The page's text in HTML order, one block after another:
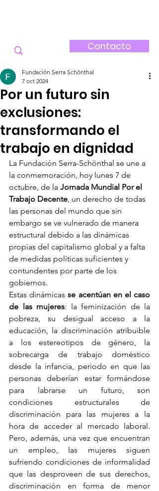
Contacto
Por un futuro sin
exclusiones:
transformando el
trabajo en dignidad
Fundación Serra Schönthal
7 oct 2024
La Fundación Serra-Schönthal se une a
la conmemoración, hoy lunes 7 de
octubre, de la Jornada Mundial Por el
Trabajo Decente, un derecho de todas
las personas del mundo que sin
embargo se ve vulnerado de manera
estructural debido a las dinámicas
propias del capitalismo global y a falta
de medidas políticas suficientes y
contundentes por parte de los
gobiernos.
Estas dinámicas se acentúan en el caso
de las mujeres: la feminización de la
pobreza, su desigual acceso a la
educación, la discriminación atribuible
a los estereotipos de género, la
sobrecarga de trabajo doméstico
desde la infancia, periodo en que las
personas deberían estar formándose
para labrarse un futuro, son
condiciones estructurales de
discriminación para las mujeres a la
hora de acceder al mercado laboral.
Pero, además, una vez que encuentran
un empleo, las mujeres siguen
sufriendo condiciones de informalidad
que las desproveen de sus derechos,
discriminación en forma de menor